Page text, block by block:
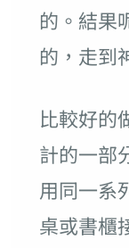
的。結果
的，走到
比較好的
計的一部
用同一系
桌或書櫃